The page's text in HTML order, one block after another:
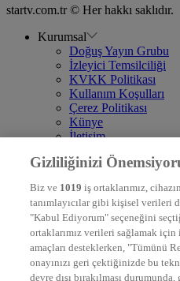
startv.com.tr © Her hakkı saklıdır.
Kurumsal
Doğuş Yayın Grubu
İzleyici Temsilciliği
KVKK Politikası
Kullanım Koşulları
Çerez Politikası
Künye
İletişim
DYG Televizyonlar
STAR
EURO STAR
KRAL POP TV
DYG Radyolar
NTV RADYO
KRAL FM
KRAL POP
Gizliliğinizi
Biz ve 1019 iş ortaklarımız,
tanımlayıcılar gibi kişisel verileri
"Kabul Ediyorum" seçeneğini
ortaklarımız verileri sağlamak
amaçları desteklerken, "Tümünü
onayınızı geri çektiğinizde bu
devre dışı bırakılması